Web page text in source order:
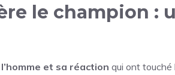
le champion :
l’homme et sa réaction qui ont touché